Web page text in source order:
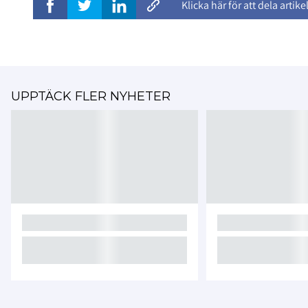
Klicka här för att dela
UPPTÄCK FLER NYHETER